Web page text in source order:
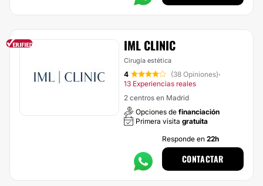
IML CLINIC
Cirugía estética
4 (38 Opiniones)·
13 Experiencias reales
2 centros en Madrid
Opciones de financiación
Primera visita gratuita
Responde en 22h
CONTACTAR